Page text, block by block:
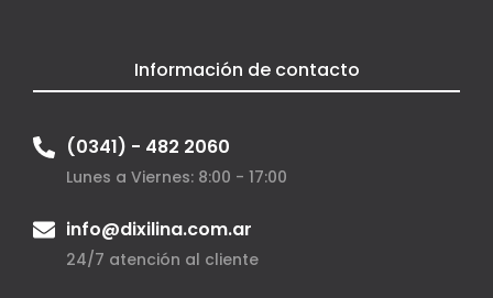
Información de contacto
(0341) - 482 2060
Lunes a Viernes: 8:00 - 17:00
info@dixilina.com.ar
24/7 atención al cliente